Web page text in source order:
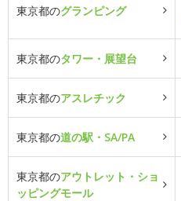
東京都のグランピング
東京都のタワー・展望台
東京都のアスレチック
東京都の道の駅・SA/PA
東京都のアウトレット・ショ
ッピングモール